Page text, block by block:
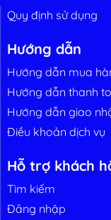
thức nhà
Liên hệ
Quy định sử dụng
Hướng dẫn
Hướng dẫn mua
Hướng dẫn thanh
Hướng dẫn giao
Điều khoản dịch vụ
Hỗ trợ khách
Tìm kiếm
Đăng nhập